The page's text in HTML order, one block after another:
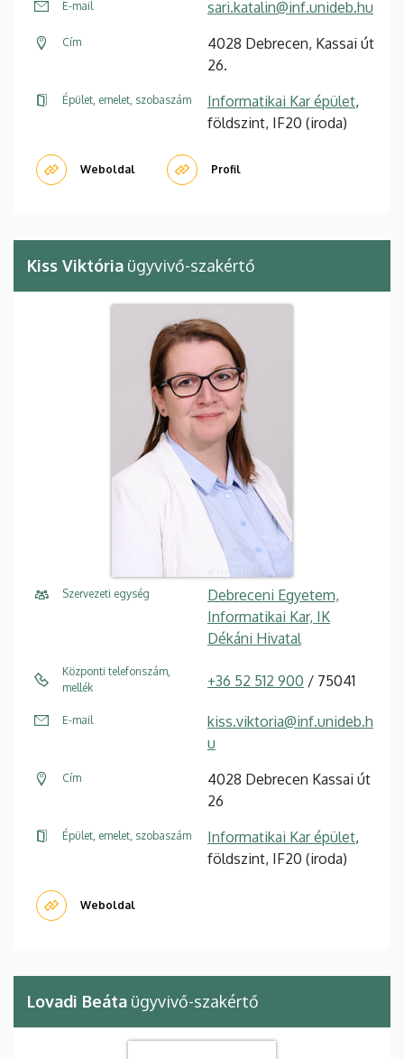
E-mail sari.katalin@inf.unideb.hu
Cím
4028 Debrecen, Kassai út
26.
Épület, emelet, szobaszám Informatikai Kar épület,
földszint, IF20 (iroda)
Weboldal Profil
Kiss Viktória ügyvivő-szakértő
Szervezeti egység
Debreceni Egyetem,
Informatikai Kar, IK
Dékáni Hivatal
Központi telefonszám,
mellék
+36 52 512 900 / 75041
E-mail
kiss.viktoria@inf.unideb.h
u
Cím
4028 Debrecen Kassai út
26
Épület, emelet, szobaszám Informatikai Kar épület,
földszint, IF20 (iroda)
Weboldal
Lovadi Beáta ügyvivő-szakértő